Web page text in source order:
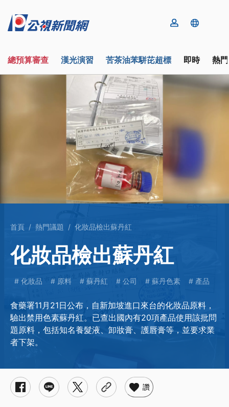
總預算審查 漢光演習 苦茶油苯駢芘超標 即時 熱
首頁 熱門議題 化妝品檢出蘇丹紅
化妝品檢出蘇丹紅
化妝品 原料 蘇丹紅 公司 蘇丹色素 產品
食藥署11月21日公布，自新加坡進口來台的化妝品原料，
驗出禁用色素蘇丹紅。已查出國內有20項產品使用該批問
題原料，包括知名養髮液、卸妝膏、護唇膏等，並要求業
者下架。
讚